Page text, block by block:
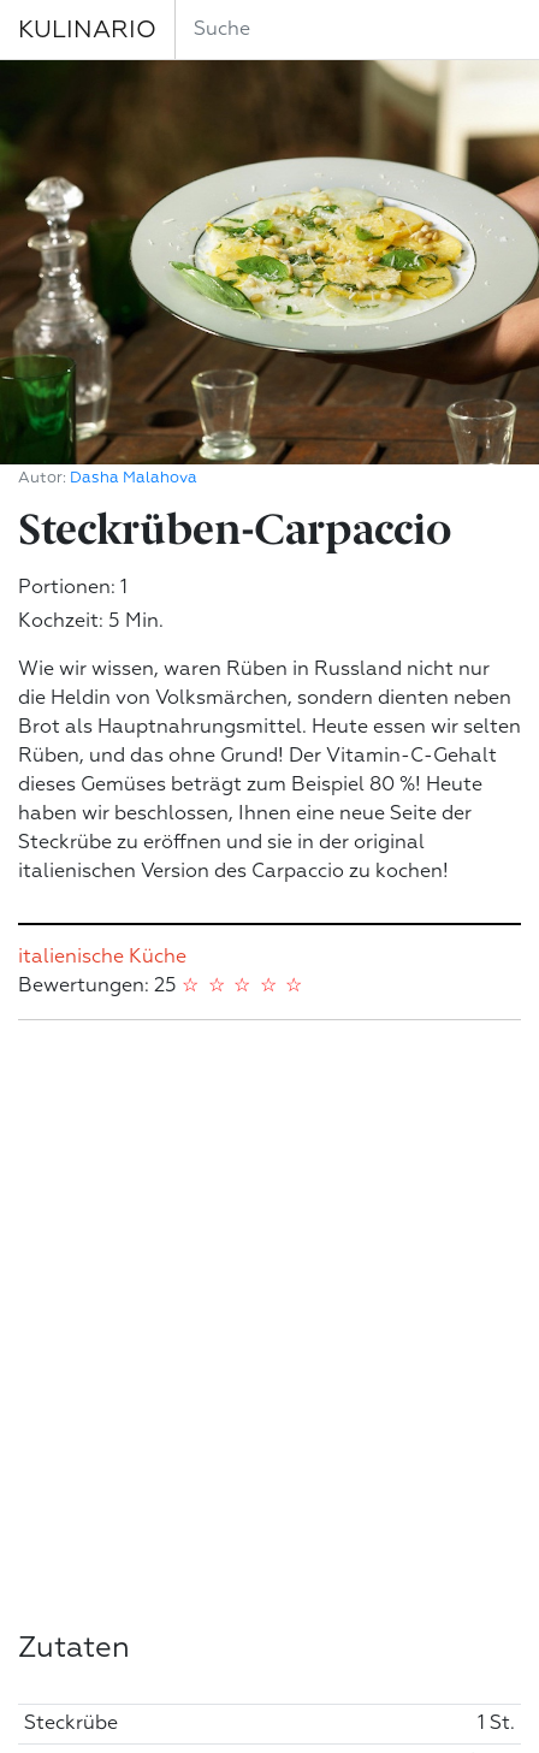
KULINARIO
Autor: Dasha Malahova
Steckrüben-Carpaccio
Portionen: 1
Kochzeit: 5 Min.
Wie wir wissen, waren Rüben in Russland nicht nur
die Heldin von Volksmärchen, sondern dienten neben
Brot als Hauptnahrungsmittel. Heute essen wir selten
Rüben, und das ohne Grund! Der Vitamin-C-Gehalt
dieses Gemüses beträgt zum Beispiel 80 %! Heute
haben wir beschlossen, Ihnen eine neue Seite der
Steckrübe zu eröffnen und sie in der original
italienischen Version des Carpaccio zu kochen!
italienische Küche
Bewertungen: 25
☆
☆
☆
☆
☆
Zutaten
Steckrübe 1 St.